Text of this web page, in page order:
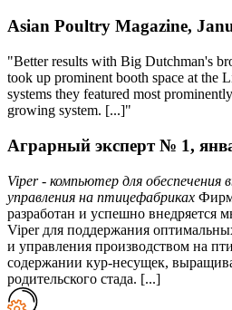
Asian Poultry Magazine,
"Better results with Big Dutchman's
took up prominent booth space at the
systems they featured most
growing system. [...]"
Аграрный эксперт № 1,
Viper - компьютер для
управления на птицефабриках
разработан и успешно внедряется
Viper для поддержания
и управления производством на
содержании кур-несущек,
родительского стада. [...]